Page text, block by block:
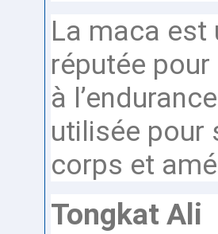
La maca est
réputée
à
utilisée pour
corps et
Tongkat Ali